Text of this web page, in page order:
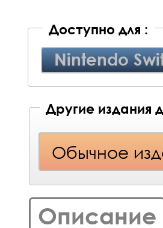
Доступно для :
Nintendo
Другие издания
Обычное
Описание